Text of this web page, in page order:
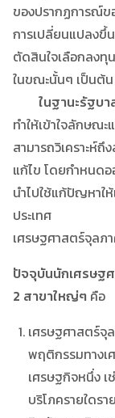
ของปรากฏการณ์ข
การเปลี่ยนแปลงขึ้
ตัดสินใจเลือกลงทุ
ในขณะนั้นๆ เป็นต้น
ในฐานะรัฐบา
ทำให้เข้าใจลักษณะ
สามารถวิเคราะห์
แก้ไข โดยกำหนดอ
นำไปใช้แก้ปัญหาใ
ประเทศ
เศรษฐศาสตร์จุลภ
ปัจจุบันนักเศรษฐ
2 สาขาใหญ่ๆ คือ
เศรษฐศาสตร์จุ
พฤติกรรมทางเ
เศรษฐกิจหนึ่ง
บริโภครายใดร